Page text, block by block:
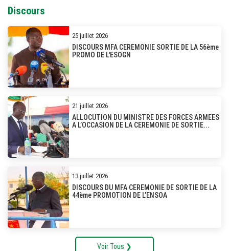
Discours
25 juillet 2026
DISCOURS MFA CEREMONIE SORTIE DE LA 56ème
PROMO DE L'ESOGN
21 juillet 2026
ALLOCUTION DU MINISTRE DES FORCES ARMEES
A L’OCCASION DE LA CEREMONIE DE SORTIE...
13 juillet 2026
DISCOURS DU MFA CEREMONIE DE SORTIE DE LA
44ème PROMOTION DE L’ENSOA
Voir Tous ❯